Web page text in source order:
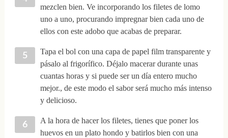
mezclen bien. Ve incorporando los filetes de lomo
uno a uno, procurando impregnar bien cada uno de
ellos con este adobo que acabas de preparar.
Tapa el bol con una capa de papel film transparente y
pásalo al frigorífico. Déjalo macerar durante unas
cuantas horas y si puede ser un día entero mucho
mejor., de este modo el sabor será mucho más intenso
y delicioso.
A la hora de hacer los filetes, tienes que poner los
huevos en un plato hondo y batirlos bien con una